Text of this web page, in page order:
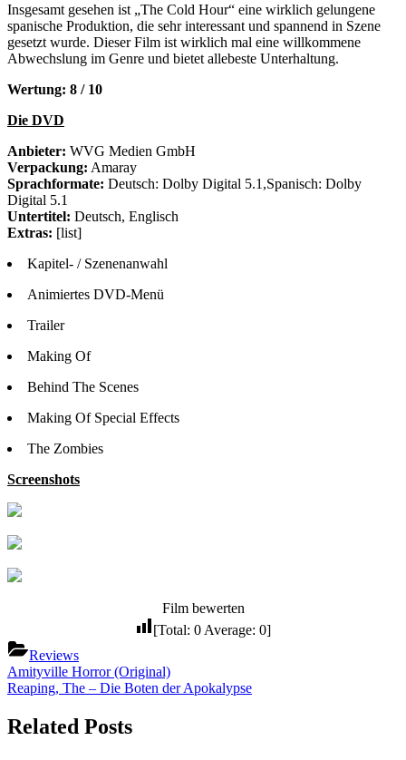
Insgesamt gesehen ist „The Cold Hour“ eine wirklich gelungene
spanische Produktion, die sehr interessant und spannend in Szene
gesetzt wurde. Dieser Film ist wirklich mal eine willkommene
Abwechslung im Genre und bietet allebeste Unterhaltung.
Wertung: 8 / 10
Die DVD
Anbieter: WVG Medien GmbH
Verpackung: Amaray
Sprachformate: Deutsch: Dolby Digital 5.1,Spanisch: Dolby
Digital 5.1
Untertitel: Deutsch, Englisch
Extras: [list]
Kapitel- / Szenenanwahl
Animiertes DVD-Menü
Trailer
Making Of
Behind The Scenes
Making Of Special Effects
The Zombies
Screenshots
Film bewerten
[Total: 0 Average: 0]
Reviews
Beitragsnavigation
Previous
Post:
Amityville Horror (Original)
Next
Reaping, The – Die Boten der Apokalypse
Related Posts